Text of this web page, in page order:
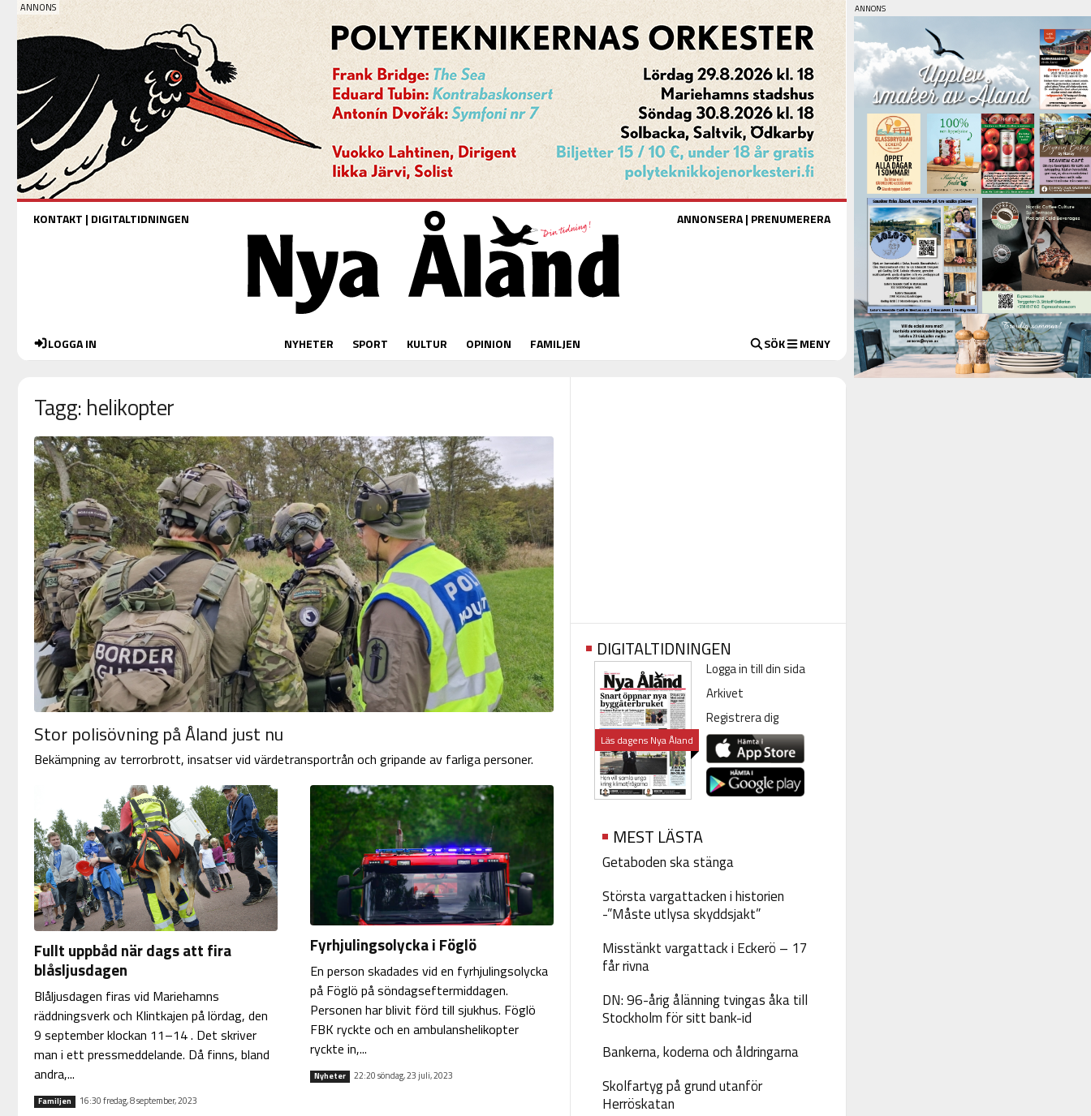
KONTAKT | DIGITALTIDNINGEN ANNONSERA| PRENUMERERA
LOGGA IN NYHETER SPORT KULTUR OPINION FAMILJEN SÖK MENY
Tagg: helikopter
Stor polisövning på Åland just nu
Bekämpning av terrorbrott, insatser vid värdetransportrån och gripande av farliga personer.
Fullt uppbåd när dags att fira
blåsljusdagen
Blåljusdagen firas vid Mariehamns
räddningsverk och Klintkajen på lördag, den
9 september klockan 11–14 . Det skriver
man i ett pressmeddelande. Då finns, bland
andra,...
Familjen 16:30 fredag, 8 september, 2023
Fyrhjulingsolycka i Föglö
En person skadades vid en fyrhjulingsolycka
på Föglö på söndagseftermiddagen.
Personen har blivit förd till sjukhus. Föglö
FBK ryckte och en ambulanshelikopter
ryckte in,...
Nyheter 22:20 söndag, 23 juli, 2023
DIGITALTIDNINGEN
Läs dagens Nya Åland
Logga in till din sida
Arkivet
Registrera dig
MEST LÄSTA
Getaboden ska stänga
Största vargattacken i historien
-”Måste utlysa skyddsjakt”
Misstänkt vargattack i Eckerö – 17
får rivna
DN: 96-årig ålänning tvingas åka till
Stockholm för sitt bank-id
Bankerna, koderna och åldringarna
Skolfartyg på grund utanför
Herröskatan